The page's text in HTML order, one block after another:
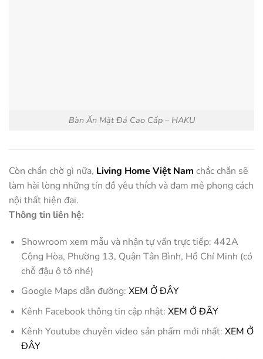
Bàn Ăn Mặt Đá Cao Cấp – HAKU
Còn chần chờ gì nữa, Living Home Việt Nam chắc chắn sẽ
làm hài lòng những tín đồ yêu thích và đam mê phong cách
nội thất hiện đại.
Thông tin liên hệ:
Showroom xem mẫu và nhận tự vấn trực tiếp: 442A
Cộng Hòa, Phường 13, Quận Tân Bình, Hồ Chí Minh (có
chỗ đậu ô tô nhé)
Google Maps dẫn đường: XEM Ở ĐÂY
Kênh Facebook thông tin cập nhật: XEM Ở ĐÂY
Kênh Youtube chuyên video sản phẩm mới nhất: XEM Ở
ĐÂY